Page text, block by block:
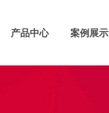
产品中心 案例展示